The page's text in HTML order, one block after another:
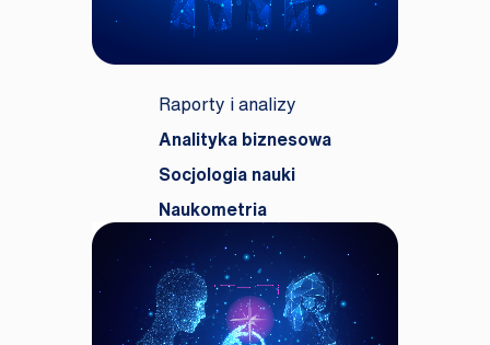
Raporty i analizy
Analityka biznesowa
Socjologia nauki
Naukometria